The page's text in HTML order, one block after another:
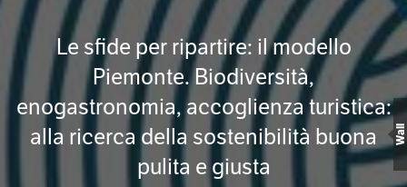
Le sfide per ripartire: il modello
Piemonte. Biodiversità,
enogastronomia, accoglienza turistica:
alla ricerca della sostenibilità buona
pulita e giusta
Wall